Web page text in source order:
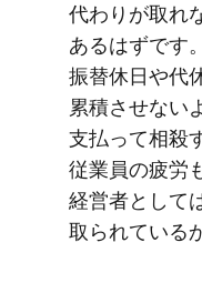
代わりが​取れ
あるはずです
振替休日や​代
累積させない
支払って​相殺
従業員の​疲労
経営者と​して
取られている